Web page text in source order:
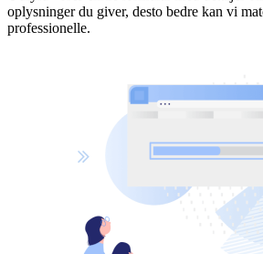
oplysninger du giver, desto bedre kan vi
professionelle.